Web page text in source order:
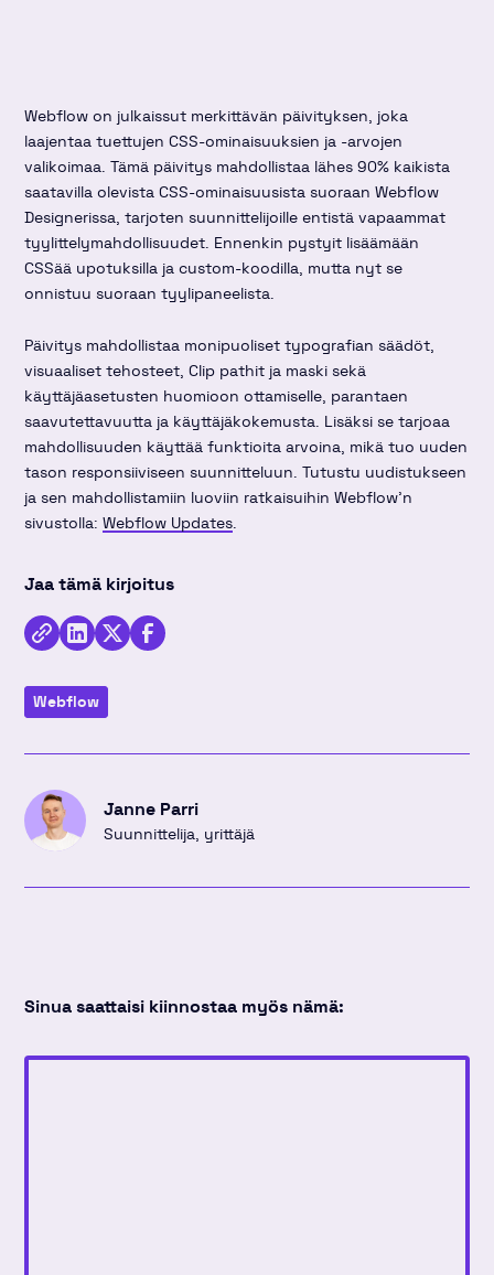
Webflow on julkaissut merkittävän päivityksen, joka
laajentaa tuettujen CSS-ominaisuuksien ja -arvojen
valikoimaa. Tämä päivitys mahdollistaa lähes 90% kaikista
saatavilla olevista CSS-ominaisuusista suoraan Webflow
Designerissa, tarjoten suunnittelijoille entistä vapaammat
tyylittelymahdollisuudet. Ennenkin pystyit lisäämään
CSSää upotuksilla ja custom-koodilla, mutta nyt se
onnistuu suoraan tyylipaneelista.
Päivitys mahdollistaa monipuoliset typografian säädöt,
visuaaliset tehosteet, Clip pathit ja maski sekä
käyttäjäasetusten huomioon ottamiselle, parantaen
saavutettavuutta ja käyttäjäkokemusta. Lisäksi se tarjoaa
mahdollisuuden käyttää funktioita arvoina, mikä tuo uuden
tason responsiiviseen suunnitteluun. Tutustu uudistukseen
ja sen mahdollistamiin luoviin ratkaisuihin Webflow'n
sivustolla:Webflow Updates.
Jaa tämä kirjoitus
KopioiJaa
Linkedinissä
Jaa
Jaa
Webflow
Janne Parri
Suunnittelija, yrittäjä
Sinua saattaisi kiinnostaa myös nämä: